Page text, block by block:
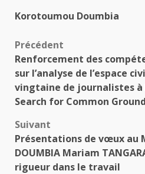
Korotoumou Doumbia
Navigation
d’article
Précédent
Renforcement des
sur l’analyse de l’espace
vingtaine de journalistes à
Search for Common Ground
Suivant
Présentations de vœux au
DOUMBIA Mariam
rigueur dans le travail